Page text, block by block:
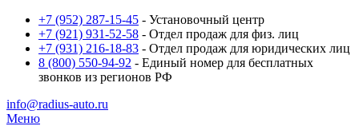
+7 (952) 287-15-45 - Установочный центр
+7 (921) 931-52-58 - Отдел продаж для физ. лиц
+7 (931) 216-18-83 - Отдел продаж для юридических лиц
8 (800) 550-94-92 - Единый номер для бесплатных
звонков из регионов РФ
info@radius-auto.ru
Меню